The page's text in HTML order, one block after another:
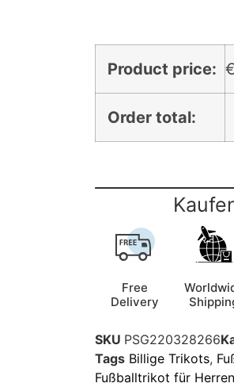
Product price: €
Order total:
Free
Delivery
SKU PSG220328266
Tags Billige Trikots,
Fußballtrikot für Herren